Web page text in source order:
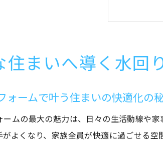
給湯
住まいへ導く水回
ォームで叶う住まいの快適化の
ームの最大の魅力は、日々の生活動線や
がよくなり、家族全員が快適に過ごせる